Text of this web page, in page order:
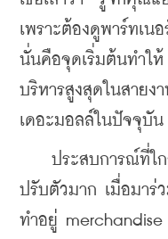
เพราะต้องดูพาร์ทเน
นั่นคือจุดเริ่มต้นทำใ
บริหารสูงสุดในสายง
เดอะมอลล์ในปัจจุบัน
ประสบการณ์ที่ใกล้
ปรับตัวมาก เมื่อมาร่
ทำอยู่